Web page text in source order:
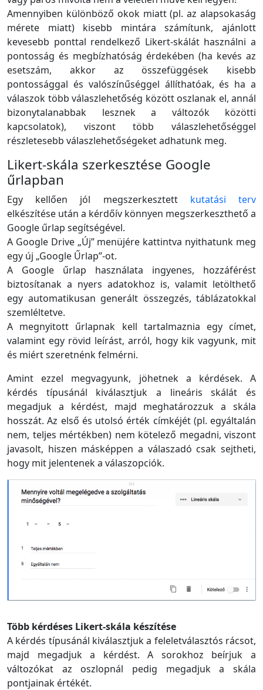
Amennyiben különböző okok miatt (pl. az alapsokaság
mérete miatt) kisebb mintára számítunk, ajánlott
kevesebb ponttal rendelkező Likert-skálát használni a
pontosság és megbízhatóság érdekében (ha kevés az
esetszám, akkor az összefüggések kisebb
pontossággal és valószínűséggel állíthatóak, és ha a
válaszok több válaszlehetőség között oszlanak el, annál
bizonytalanabbak lesznek a változók közötti
kapcsolatok), viszont több válaszlehetőséggel
részletesebb válaszlehetőségeket adhatunk meg.
Likert-skála szerkesztése Google
űrlapban
Egy kellően jól megszerkesztett kutatási terv
elkészítése után a kérdőív könnyen megszerkeszthető a
Google űrlap segítségével.
A Google Drive „Új” menüjére kattintva nyithatunk meg
egy új „Google Űrlap”-ot.
A Google űrlap használata ingyenes, hozzáférést
biztosítanak a nyers adatokhoz is, valamit letölthető
egy automatikusan generált összegzés, táblázatokkal
szemléltetve.
A megnyitott űrlapnak kell tartalmaznia egy címet,
valamint egy rövid leírást, arról, hogy kik vagyunk, mit
és miért szeretnénk felmérni.
Amint ezzel megvagyunk, jöhetnek a kérdések. A
kérdés típusánál kiválasztjuk a lineáris skálát és
megadjuk a kérdést, majd meghatározzuk a skála
hosszát. Az első és utolsó érték címkéjét (pl. egyáltalán
nem, teljes mértékben) nem kötelező megadni, viszont
javasolt, hiszen másképpen a válaszadó csak sejtheti,
hogy mit jelentenek a válaszopciók.
Több kérdéses Likert-skála készítése
A kérdés típusánál kiválasztjuk a feleletválasztós rácsot,
majd megadjuk a kérdést. A sorokhoz beírjuk a
változókat az oszlopnál pedig megadjuk a skála
pontjainak értékét.